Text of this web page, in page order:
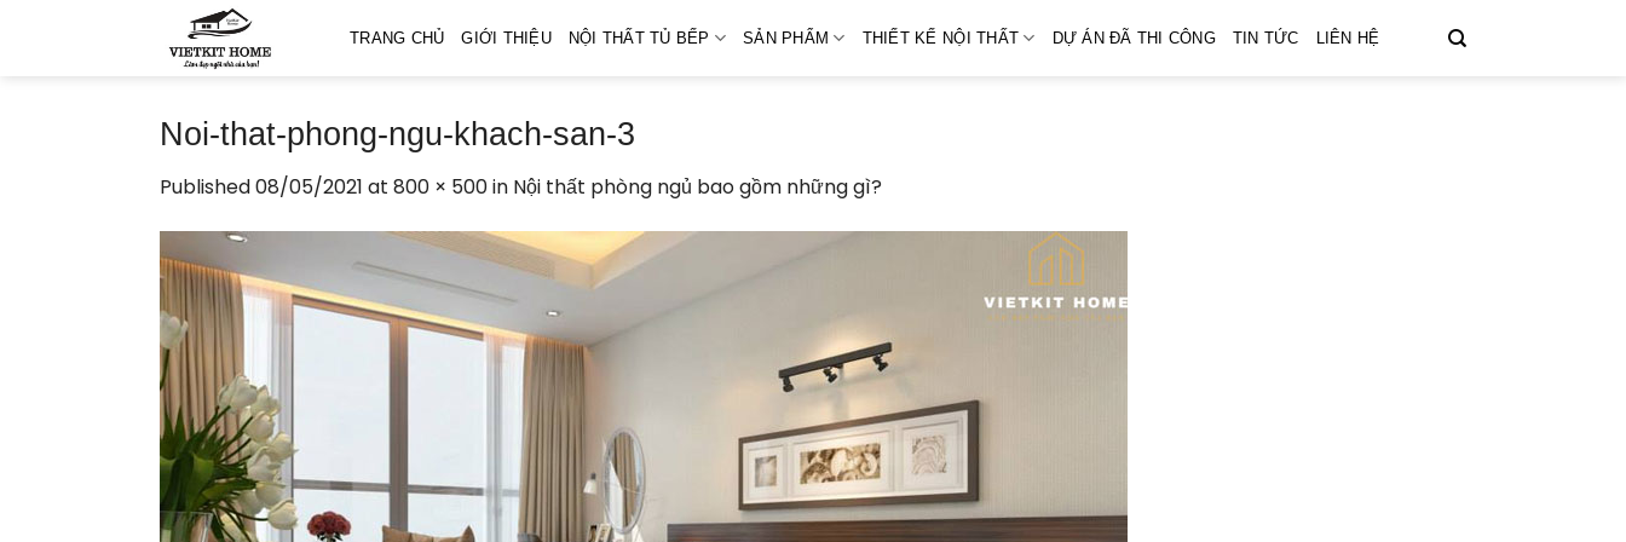
TRANG CHỦ GIỚI THIỆU NỘI THẤT TỦ BẾP SẢN PHẨM THIẾT KẾ NỘI THẤT DỰ ÁN ĐÃ THI CÔNG TIN TỨC LIÊN HỆ
Noi-that-phong-ngu-khach-san-3
Published08/05/2021 at 800 × 500in Nội thất phòng ngủ bao gồm những gì?